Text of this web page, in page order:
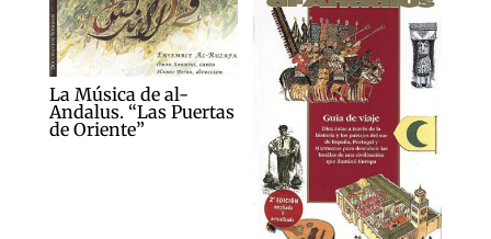
La Música de al-
Andalus. “Las Puertas
de Oriente”